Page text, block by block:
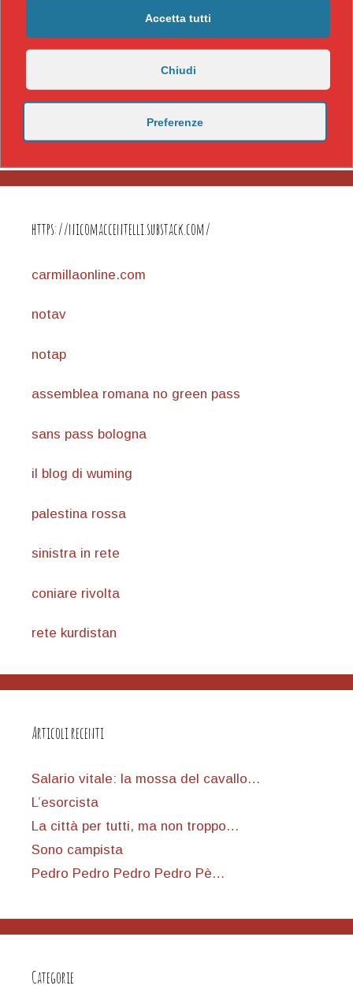
https://nicomaccentelli.substack.com/
carmillaonline.com
notav
notap
assemblea romana no green pass
sans pass bologna
il blog di wuming
palestina rossa
sinistra in rete
coniare rivolta
rete kurdistan
Articoli recenti
Salario vitale: la mossa del cavallo…
L’esorcista
La città per tutti, ma non troppo…
Sono campista
Pedro Pedro Pedro Pedro Pè…
Categorie
Accetta tutti
Chiudi
Preferenze